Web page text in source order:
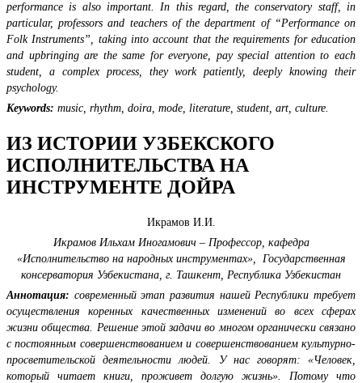
performance is also important. In this regard, the conservatory staff, in
particular, professors and teachers of the department of “Performance on
Folk Instruments”, taking into account that the requirements for education
and upbringing are the same for everyone, pay special attention to each
student, a complex process, they work patiently, deeply knowing their
psychology.
Keywords: music, rhythm, doira, mode, literature, student, art, culture.
ИЗ ИСТОРИИ УЗБЕКСКОГО
ИСПОЛНИТЕЛЬСТВА НА
ИНСТРУМЕНТЕ ДОЙРА
Икрамов И.И.
Икрамов Ильхам Иногамович – Профессор, кафедра
«Исполнительство на народных инструментах»,
Государственная
консерватория Узбекистана, г. Ташкент, Республика Узбекистан
Аннотация: современный этап развития нашей Республики требует
осуществления коренных качественных изменений во всех сферах
жизни общества. Решение этой задачи во многом органически связано
с постоянным совершенствованием и совершенствованием культурно-
просветительской деятельности людей. У нас говорят: «Человек,
который читает книги, проживет долгую жизнь». Потому что